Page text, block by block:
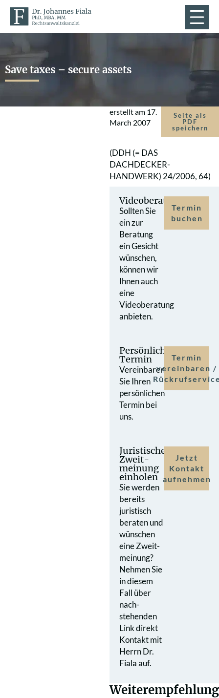
Save taxes – secure assets
erstellt am 17.
March 2007
Seite als
PDF
speichern
(DDH (= DAS
DACHDECKER-
HANDWERK) 24/2006, 64)
Videoberatung
Sollten Sie
ein zur
Beratung
ein Gesicht
wünschen,
können wir
Ihnen auch
eine
Videoberatung
anbieten.
Termin
buchen
Persönlicher
Termin
Vereinbaren
Sie Ihren
persönlichen
Termin bei
uns.
Termin
vereinbaren /
Juristische
Zweit­
meinung
einholen
Sie werden
bereits
juristisch
beraten und
wünschen
eine Zweit­
meinung?
Nehmen Sie
in diesem
Fall über
nach­
stehenden
Link direkt
Kontakt mit
Herrn Dr.
Fiala auf.
Jetzt
Kontakt
aufnehmen
Weiterempfehlung